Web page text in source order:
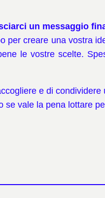
un messaggio
per creare una vostra
le vostre scelte.
e di
se vale la pena lottare